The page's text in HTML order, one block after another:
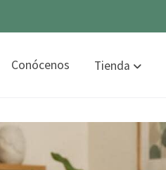
Conócenos Tienda